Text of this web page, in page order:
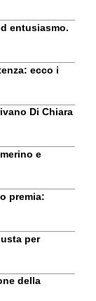
entusiasmo.
ecco i
Di Chiara
e
premia:
per
della